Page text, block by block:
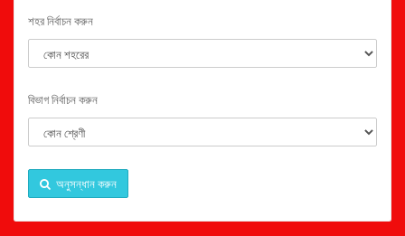
শহর নির্বাচন করুন
বিভাগ নির্বাচন করুন
অনুসন্ধান করুন